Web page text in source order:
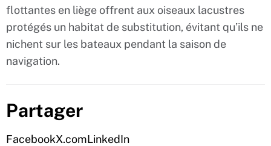
flottantes en liège offrent aux oiseaux lacustres
protégés un habitat de substitution, évitant qu’ils ne
nichent sur les bateaux pendant la saison de
navigation.
Partager
FacebookX.comLinkedIn